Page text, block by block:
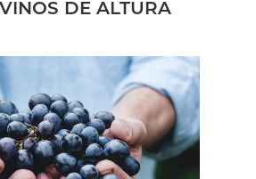
DE ALTURA